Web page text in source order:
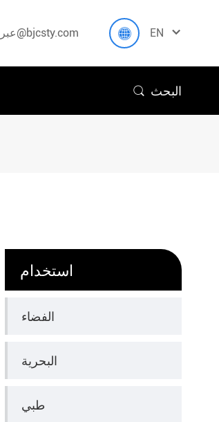
عبر الإنترنت : 2001@bjcsty.com  EN 
 البحث
استخدام
الفضاء
البحرية
طبي